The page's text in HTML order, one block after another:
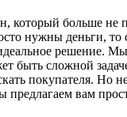
который больше не
нужны деньги, то
решение.
быть сложной
покупателя. Но
вам